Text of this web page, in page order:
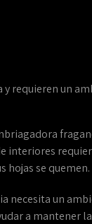
requieren un
interiores
hojas se quemen.
necesita un
a mantener